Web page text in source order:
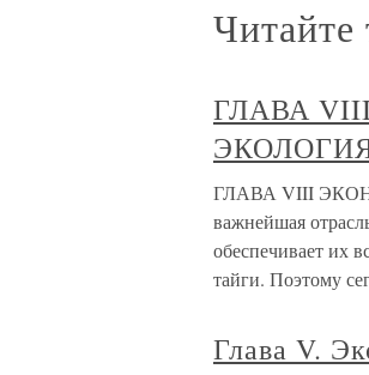
Читайте
ГЛАВА
ГЛАВА VIII
важнейшая
обеспечивает их
тайги. Поэтому
Глава V.